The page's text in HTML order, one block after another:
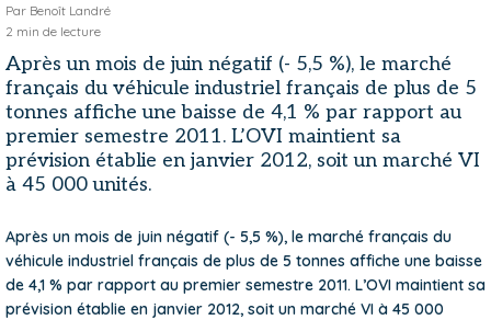
Par Benoît Landré
2 min de lecture
Après un mois de juin négatif (- 5,5 %), le marché
français du véhicule industriel français de plus de 5
tonnes affiche une baisse de 4,1 % par rapport au
premier semestre 2011. L’OVI maintient sa
prévision établie en janvier 2012, soit un marché VI
à 45 000 unités.
Après un mois de juin négatif (- 5,5 %), le marché français du
véhicule industriel français de plus de 5 tonnes affiche une baisse
de 4,1 % par rapport au premier semestre 2011. L’OVI maintient sa
prévision établie en janvier 2012, soit un marché VI à 45 000